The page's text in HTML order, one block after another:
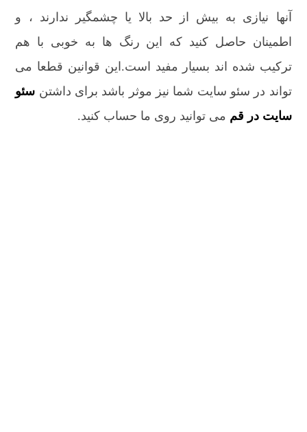
آنها نیازی به بیش از حد بالا یا چشمگیر ندارند ، و
اطمینان حاصل کنید که این رنگ ها به خوبی با هم
ترکیب شده اند بسیار مفید است.این قوانین قطعا می
تواند در سئو سایت شما نیز موثر باشد برای داشتن سئو
سایت در قم می توانید روی ما حساب کنید.